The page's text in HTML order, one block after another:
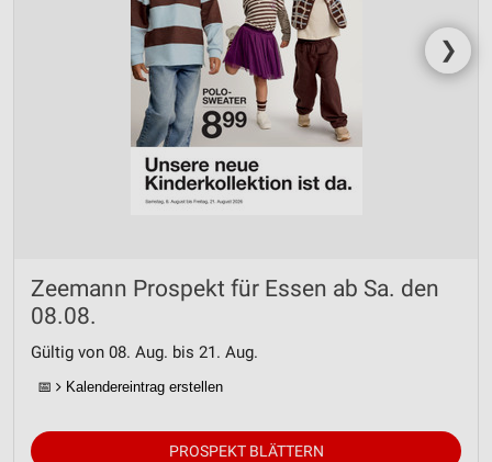
❯
Zeemann Prospekt für Essen ab Sa. den
08.08.
Gültig von 08. Aug. bis 21. Aug.
📅 Kalendereintrag erstellen
PROSPEKT BLÄTTERN